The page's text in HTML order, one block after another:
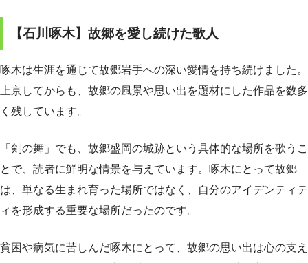
【石川啄木】故郷を愛し続けた歌人
啄木は生涯を通じて故郷岩手への深い愛情を持ち続けました。
上京してからも、故郷の風景や思い出を題材にした作品を数多
く残しています。
「剣の舞」でも、故郷盛岡の城跡という具体的な場所を歌うこ
とで、読者に鮮明な情景を与えています。啄木にとって故郷
は、単なる生まれ育った場所ではなく、自分のアイデンティテ
ィを形成する重要な場所だったのです。
貧困や病気に苦しんだ啄木にとって、故郷の思い出は心の支え